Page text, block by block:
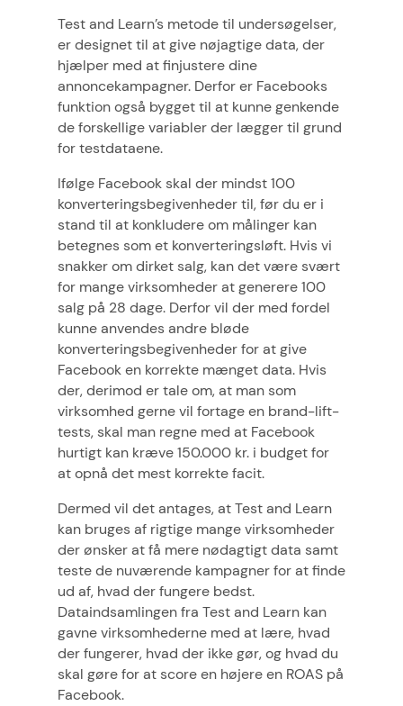
Test and Learn’s metode til undersøgelser,
er designet til at give nøjagtige data, der
hjælper med at finjustere dine
annoncekampagner. Derfor er Facebooks
funktion også bygget til at kunne genkende
de forskellige variabler der lægger til grund
for testdataene.
Ifølge Facebook skal der mindst 100
konverteringsbegivenheder til, før du er i
stand til at konkludere om målinger kan
betegnes som et konverteringsløft. Hvis vi
snakker om dirket salg, kan det være svært
for mange virksomheder at generere 100
salg på 28 dage. Derfor vil der med fordel
kunne anvendes andre bløde
konverteringsbegivenheder for at give
Facebook en korrekte mænget data. Hvis
der, derimod er tale om, at man som
virksomhed gerne vil fortage en brand-lift-
tests, skal man regne med at Facebook
hurtigt kan kræve 150.000 kr. i budget for
at opnå det mest korrekte facit.
Dermed vil det antages, at Test and Learn
kan bruges af rigtige mange virksomheder
der ønsker at få mere nødagtigt data samt
teste de nuværende kampagner for at finde
ud af, hvad der fungere bedst.
Dataindsamlingen fra Test and Learn kan
gavne virksomhederne med at lære, hvad
der fungerer, hvad der ikke gør, og hvad du
skal gøre for at score en højere en ROAS på
Facebook.